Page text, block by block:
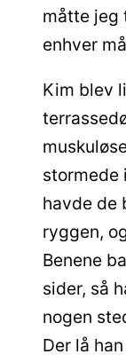
måtte jeg
enhver
Kim blev
stormede
havde de
ryggen,
Benene
sider, så
nogen
Der lå